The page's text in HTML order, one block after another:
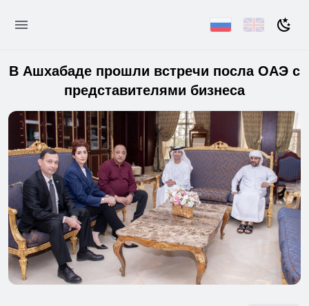
В Ашхабаде прошли встречи посла ОАЭ с
представителями бизнеса